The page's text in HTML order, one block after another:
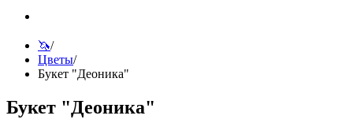
🦄/
Цветы/
Букет "Деоника"
Букет "Деоника"